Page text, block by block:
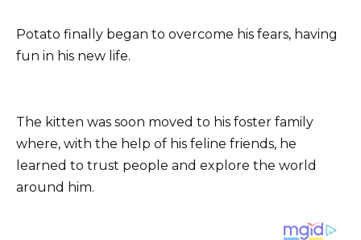
Potato finally began to overcome his fears, having
fun in his new life.
The kitten was soon moved to his foster family
where, with the help of his feline friends, he
learned to trust people and explore the world
around him.